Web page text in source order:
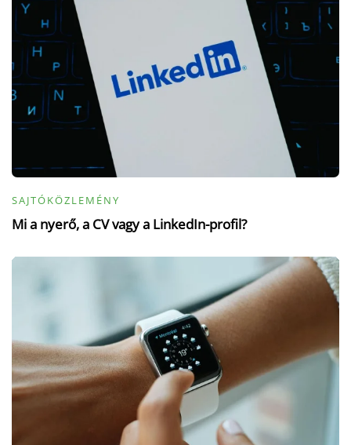
SAJTÓKÖZLEMÉNY
Mi a nyerő, a CV vagy a LinkedIn-profil?